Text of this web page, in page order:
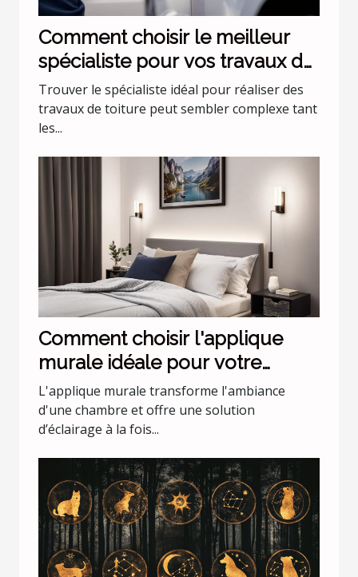
Comment choisir le meilleur
spécialiste pour vos travaux de
toiture ?
Trouver le spécialiste idéal pour réaliser des
travaux de toiture peut sembler complexe tant
les...
Comment choisir l'applique
murale idéale pour votre
chambre
L'applique murale transforme l'ambiance
d'une chambre et offre une solution
d’éclairage à la fois...